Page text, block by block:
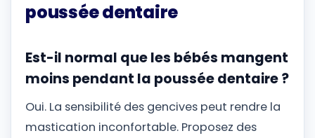
poussée dentaire
Est-il normal que les bébés mangent
moins pendant la poussée dentaire ?
Oui. La sensibilité des gencives peut rendre la
mastication inconfortable. Proposez des